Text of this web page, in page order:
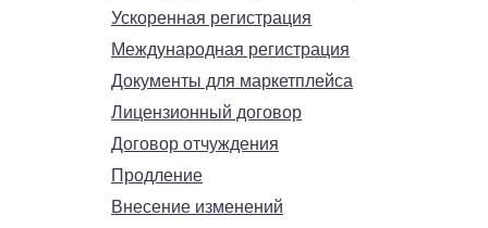
Ускоренная регистрация
Международная регистрация
Документы для маркетплейса
Лицензионный договор
Договор отчуждения
Продление
Внесение изменений